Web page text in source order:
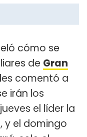
cómo se
de Gran
comentó a
irán los
el líder la
y el domingo